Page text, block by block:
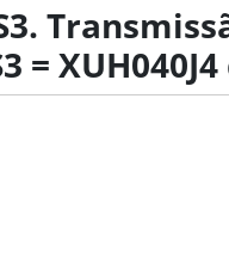
=